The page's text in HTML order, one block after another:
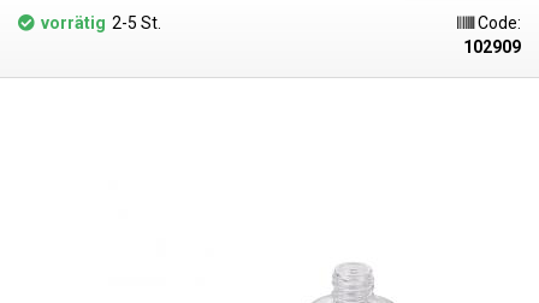
vorrätig 2-5 St.
Code:
102909